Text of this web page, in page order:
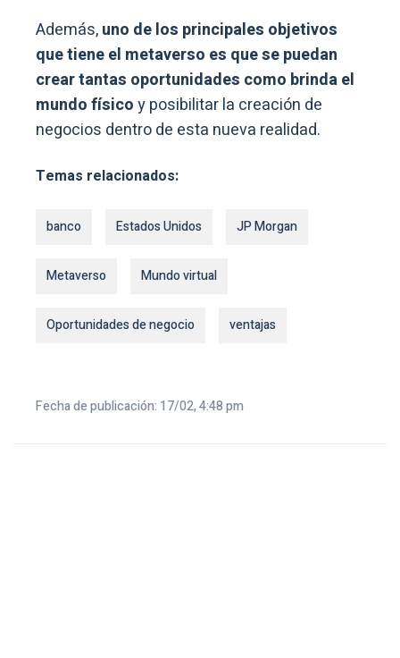
Además,uno de los principales objetivos
que tiene el metaverso es que se puedan
crear tantas oportunidades como brinda el
mundo físicoy posibilitar la creación de
negocios dentro de esta nueva realidad.
Temas relacionados:
banco Estados Unidos JP Morgan
Metaverso Mundo virtual
Oportunidades de negocio ventajas
Fecha de publicación: 17/02, 4:48 pm